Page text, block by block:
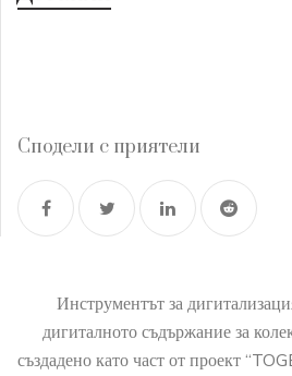
Сподели с приятели
Инструментът за
дигиталното съдържание за
създадено като част от проект